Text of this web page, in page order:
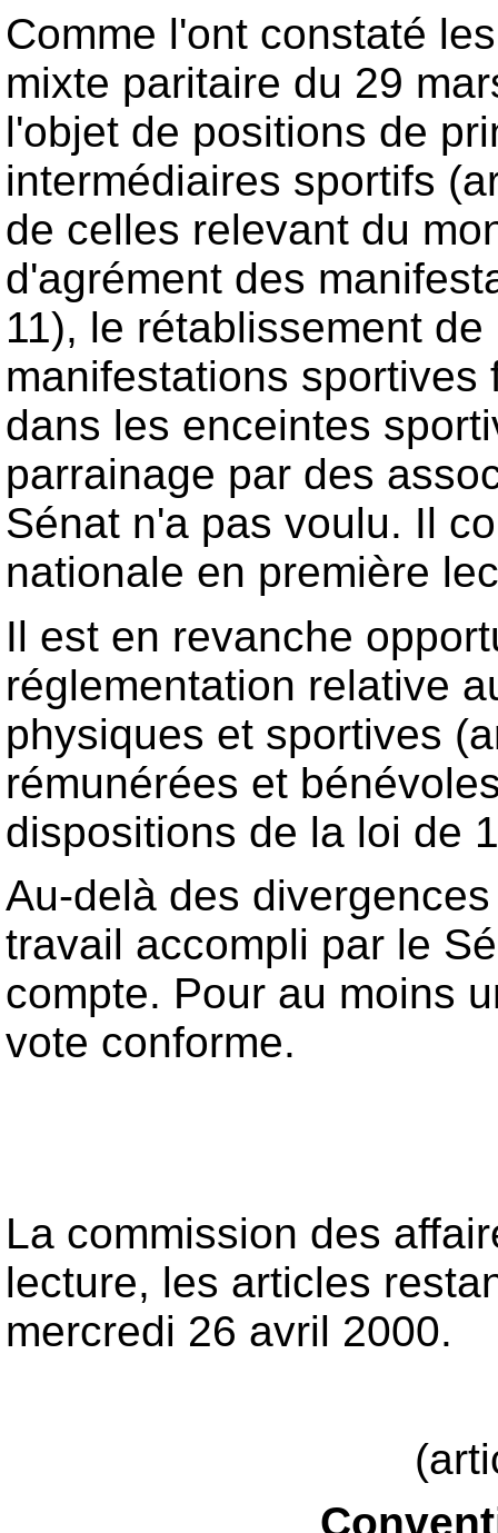
Comme l'ont constaté
mixte paritaire du 29
l'objet de positions de
intermédiaires sportifs
de celles relevant du
d'agrément des
11), le rétablissement
manifestations
dans les enceintes
parrainage par des
Sénat n'a pas voulu. Il
nationale en première
Il est en revanche
réglementation relative
physiques et sportives
rémunérées et
dispositions de la loi de
Au-delà des
travail accompli par le
compte. Pour au moins
vote conforme.
La commission des
lecture, les articles
mercredi 26 avril 2000.